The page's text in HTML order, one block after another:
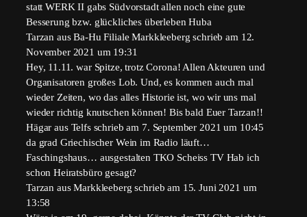
statt WERK II gabs Südvorstadt allen noch eine gute
Besserung bzw. glückliches überleben Huba
Tarzan aus Ba-Hu Filiale Markkleeberg schrieb am 12.
November 2021 um 19:31
Hey, 11.11. war Spitze, trotz Corona! Allen Akteuren und
Organisatoren großes Lob. Und, es kommen auch mal
wieder Zeiten, wo das alles Historie ist, wo wir uns mal
wieder richtig knutschen können! Bis bald Euer Tarzan!!
Hägaraus Telfs schrieb am 7. September 2021 um 10:45
da grad Griechischer Wein im Radio läuft…
Faschingshaus… ausgestalten TKO Scheiss TV Hab ich
schon Heiratsbüro gesagt?
Tarzan aus Markkleeberg schrieb am 15. Juni 2021 um
13:58